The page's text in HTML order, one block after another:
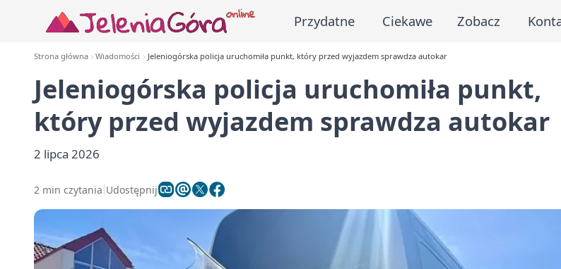
Przydatne Ciekawe Zobacz
Strona główna Wiadomości Jeleniogórska policja uruchomiła punkt, który przed wyjazdem sprawdza autokar
Jeleniogórska policja uruchomiła punkt,
który przed wyjazdem sprawdza autokar
2 lipca 2026
2 min czytania Udostępnij